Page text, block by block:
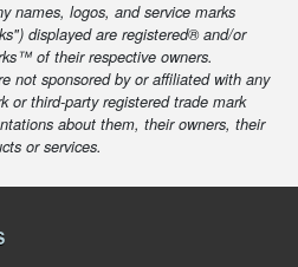
names, logos, and service marks
displayed are registered® and/or
of their respective owners.
not sponsored by or affiliated with any
or third-party registered trade mark
about them, their owners, their
or services.